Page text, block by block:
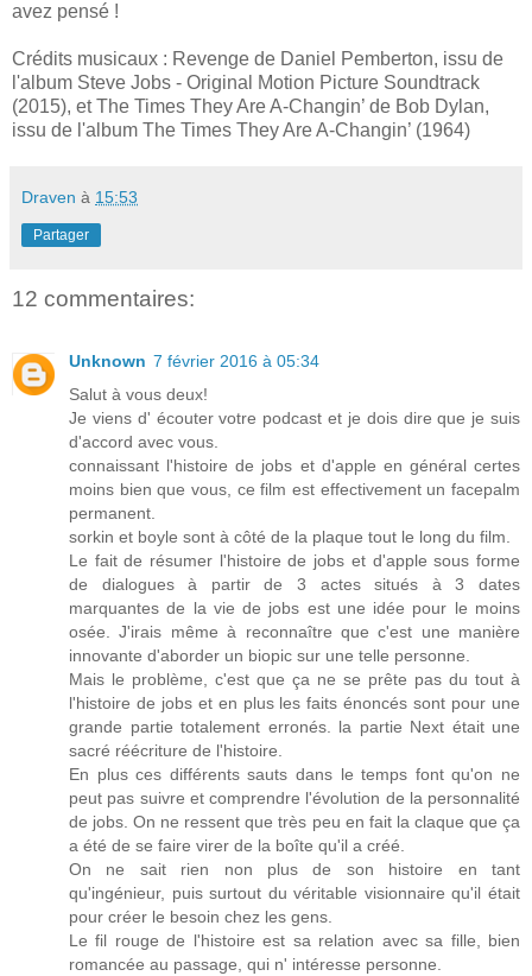
avez pensé !
Crédits musicaux : Revenge de Daniel Pemberton, issu de
l'album Steve Jobs - Original Motion Picture Soundtrack
(2015), et The Times They Are A-Changin’ de Bob Dylan,
issu de l'album The Times They Are A-Changin’ (1964)
Draven à 15:53
Partager
12 commentaires:
Unknown 7 février 2016 à 05:34
Salut à vous deux!
Je viens d' écouter votre podcast et je dois dire que je suis
d'accord avec vous.
connaissant l'histoire de jobs et d'apple en général certes
moins bien que vous, ce film est effectivement un facepalm
permanent.
sorkin et boyle sont à côté de la plaque tout le long du film.
Le fait de résumer l'histoire de jobs et d'apple sous forme
de dialogues à partir de 3 actes situés à 3 dates
marquantes de la vie de jobs est une idée pour le moins
osée. J'irais même à reconnaître que c'est une manière
innovante d'aborder un biopic sur une telle personne.
Mais le problème, c'est que ça ne se prête pas du tout à
l'histoire de jobs et en plus les faits énoncés sont pour une
grande partie totalement erronés. la partie Next était une
sacré réécriture de l'histoire.
En plus ces différents sauts dans le temps font qu'on ne
peut pas suivre et comprendre l'évolution de la personnalité
de jobs. On ne ressent que très peu en fait la claque que ça
a été de se faire virer de la boîte qu'il a créé.
On ne sait rien non plus de son histoire en tant
qu'ingénieur, puis surtout du véritable visionnaire qu'il était
pour créer le besoin chez les gens.
Le fil rouge de l'histoire est sa relation avec sa fille, bien
romancée au passage, qui n' intéresse personne.